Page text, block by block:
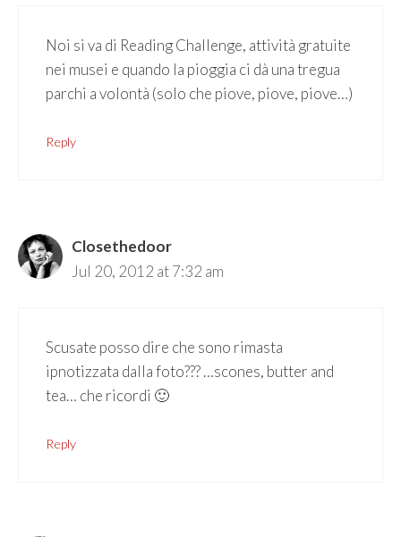
Noi si va di Reading Challenge, attività gratuite
nei musei e quando la pioggia ci dà una tregua
parchi a volontà (solo che piove, piove, piove…)
Reply
Closethedoor
Jul 20, 2012 at 7:32 am
Scusate posso dire che sono rimasta
ipnotizzata dalla foto??? …scones, butter and
tea… che ricordi 🙂
Reply